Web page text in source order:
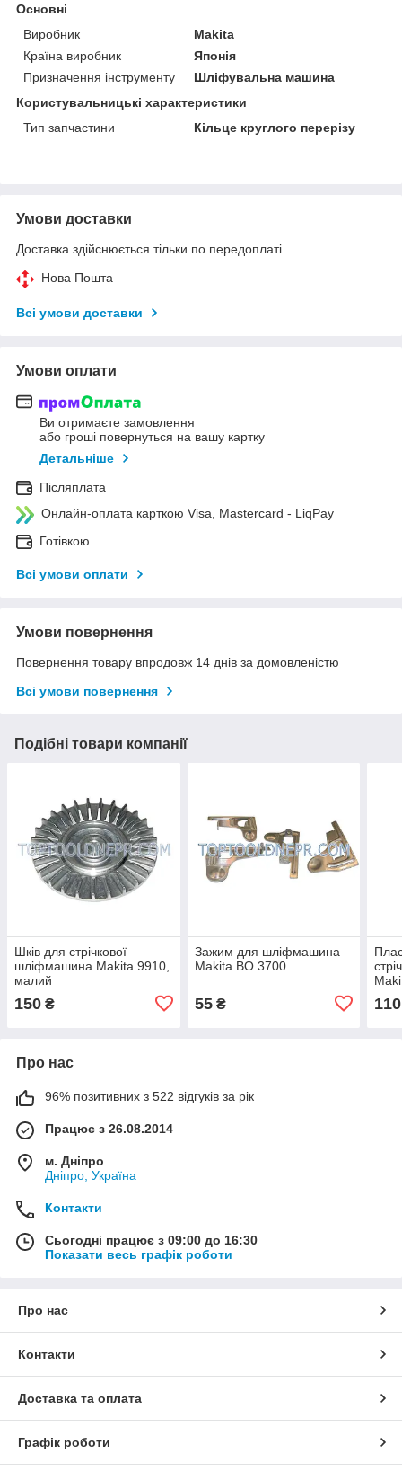
Основні
Виробник
Makita
Країна виробник
Японія
Призначення інструменту
Шліфувальна машина
Користувальницькі характеристики
Тип запчастини
Кільце круглого перерізу
Умови доставки
Доставка здійснюється тільки по передоплаті.
Нова Пошта
Всі умови доставки
Умови оплати
Ви отримаєте замовлення
або гроші повернуться на вашу картку
Детальніше
Післяплата
Онлайн-оплата карткою Visa, Mastercard - LiqPay
Готівкою
Всі умови оплати
Умови повернення
Повернення товару впродовж 14 днів за домовленістю
Всі умови повернення
Подібні товари компанії
Шків для стрічкової
шліфмашина Makita 9910,
малий
150 ₴
Зажим для шліфмашина
Makita BO 3700
55₴ 110
Про нас
96% позитивних з 522 відгуків за рік
Працює з 26.08.2014
м. Дніпро
Дніпро, Україна
Контакти
Сьогодні працює з 09:00 до 16:30
Показати весь графік роботи
Про нас
Контакти
Доставка та оплата
Графік роботи